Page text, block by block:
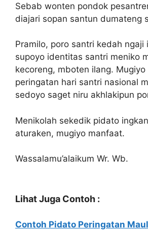
Sebab wonten pondok
diajari sopan santun dumateng
Pramilo, poro santri kedah
supoyo identitas santri meniko
kecoreng, mboten ilang. Mugiyo
peringatan hari santri nasional
sedoyo saget niru akhlakipun
Menikolah sekedik pidato
aturaken, mugiyo manfaat.
Wassalamu’alaikum Wr. Wb.
Lihat Juga Contoh :
Contoh Pidato Peringatan